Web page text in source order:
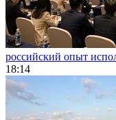
российский опыт
18:14